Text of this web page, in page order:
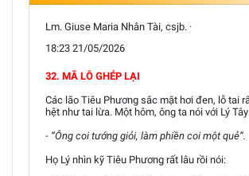
Lm. Giuse Maria Nhân Tài, csjb. ·
18:23 21/05/2026
32. MÃ LÔ GHÉP LẠI
Các lão Tiêu Phương sắc mặt hơi đen, lỗ tai
hệt như tai lừa. Một hôm, ông ta nói với Lý
- “Ông coi tướng giỏi, làm phiền coi một quẻ”.
Họ Lý nhìn kỹ Tiêu Phương rất lâu rồi nói: